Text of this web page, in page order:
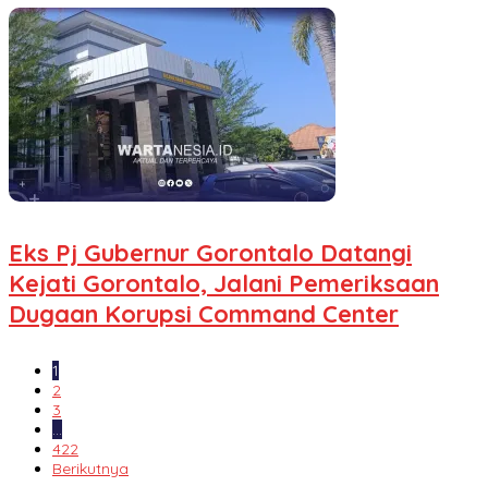
Eks Pj Gubernur Gorontalo Datangi
Kejati Gorontalo, Jalani Pemeriksaan
Dugaan Korupsi Command Center
1
2
3
…
422
Berikutnya